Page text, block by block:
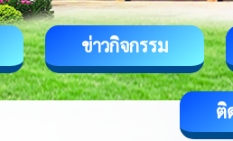
ข่าวกิจกรรม
ติ